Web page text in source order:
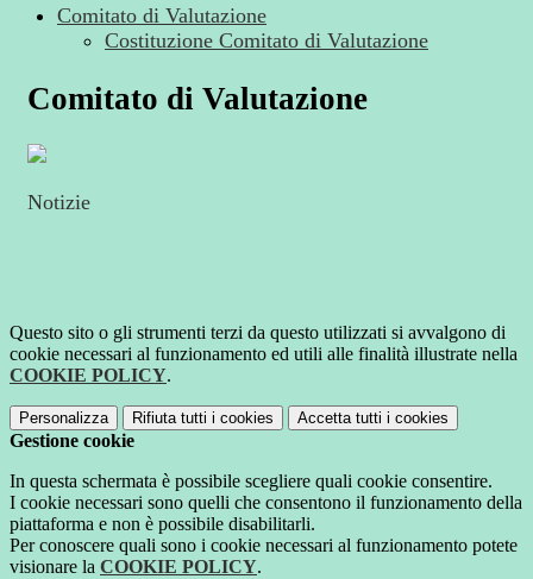
Comitato di Valutazione
Costituzione Comitato di Valutazione
Comitato di Valutazione
Notizie
Questo sito o gli strumenti terzi da questo utilizzati si avvalgono di
cookie necessari al funzionamento ed utili alle finalità illustrate nella
COOKIE POLICY.
Personalizza Rifiuta tutti i cookies Accetta tutti i cookies
Gestione cookie
In questa schermata è possibile scegliere quali cookie consentire.
I cookie necessari sono quelli che consentono il funzionamento della
piattaforma e non è possibile disabilitarli.
Per conoscere quali sono i cookie necessari al funzionamento potete
visionare la COOKIE POLICY.